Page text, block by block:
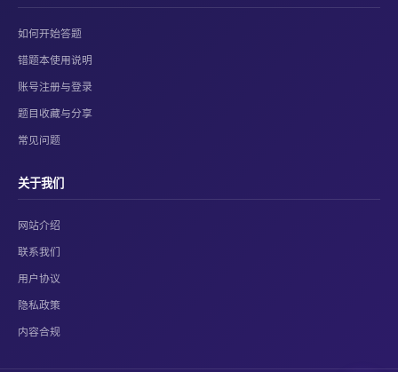
如何开始答题
错题本使用说明
账号注册与登录
题目收藏与分享
常见问题
关于我们
网站介绍
联系我们
用户协议
隐私政策
内容合规